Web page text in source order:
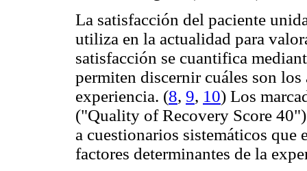
La satisfacción del paciente
utiliza en la actualidad para
satisfacción se cuantifica
permiten discernir cuáles son
experiencia. (8, 9, 10) Los
("Quality of Recovery Score
a cuestionarios sistemáticos
factores determinantes de la